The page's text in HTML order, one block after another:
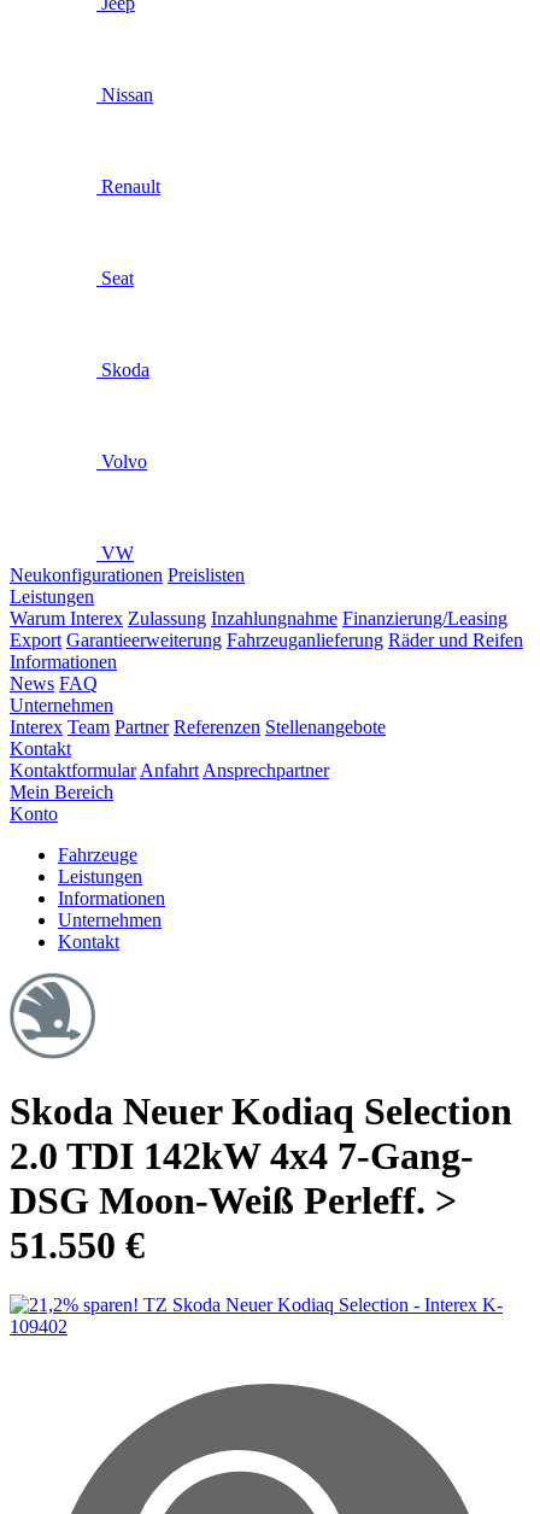
Nissan
Renault
Seat
Skoda
Volvo
VW
Neukonfigurationen Preislisten
Leistungen
Warum Interex Zulassung Inzahlungnahme Finanzierung/Leasing
Export Garantieerweiterung Fahrzeuganlieferung Räder und Reifen
Informationen
News FAQ
Unternehmen
Interex Team Partner Referenzen Stellenangebote
Kontakt
Kontaktformular Anfahrt Ansprechpartner
Mein Bereich
Konto
Fahrzeuge
Leistungen
Informationen
Unternehmen
Kontakt
Skoda Neuer Kodiaq Selection
2.0 TDI 142kW 4x4 7-Gang-
DSG Moon-Weiß Perleff. >
51.550 €